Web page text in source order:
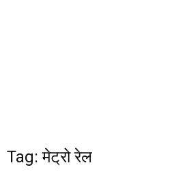
Tag: मेट्रो रेल